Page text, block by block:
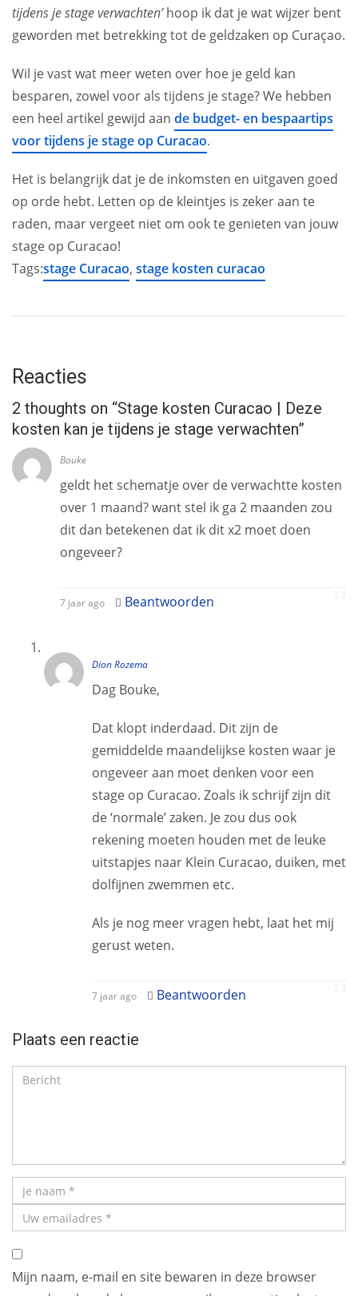
tijdens je stage verwachten’hoop ik dat je wat wijzer bent
geworden met betrekking tot de geldzaken op Curaçao.
Wil je vast wat meer weten over hoe je geld kan
besparen, zowel voor als tijdens je stage? We hebben
een heel artikel gewijd aan de budget- en bespaartips
voor tijdens je stage op Curacao.
Het is belangrijk dat je de inkomsten en uitgaven goed
op orde hebt. Letten op de kleintjes is zeker aan te
raden, maar vergeet niet om ook te genieten van jouw
stage op Curacao!
Tags:stage Curacao, stage kosten curacao
Reacties
2 thoughts on “Stage kosten Curacao | Deze
kosten kan je tijdens je stage verwachten”
Bouke
geldt het schematje over de verwachtte kosten
over 1 maand? want stel ik ga 2 maanden zou
dit dan betekenen dat ik dit x2 moet doen
ongeveer?
7 jaar ago Beantwoorden
Dion Rozema
Dag Bouke,
Dat klopt inderdaad. Dit zijn de
gemiddelde maandelijkse kosten waar je
ongeveer aan moet denken voor een
stage op Curacao. Zoals ik schrijf zijn dit
de ‘normale’ zaken. Je zou dus ook
rekening moeten houden met de leuke
uitstapjes naar Klein Curacao, duiken, met
dolfijnen zwemmen etc.
Als je nog meer vragen hebt, laat het mij
gerust weten.
7 jaar ago Beantwoorden
Plaats een reactie
Mijn naam, e-mail en site bewaren in deze browser